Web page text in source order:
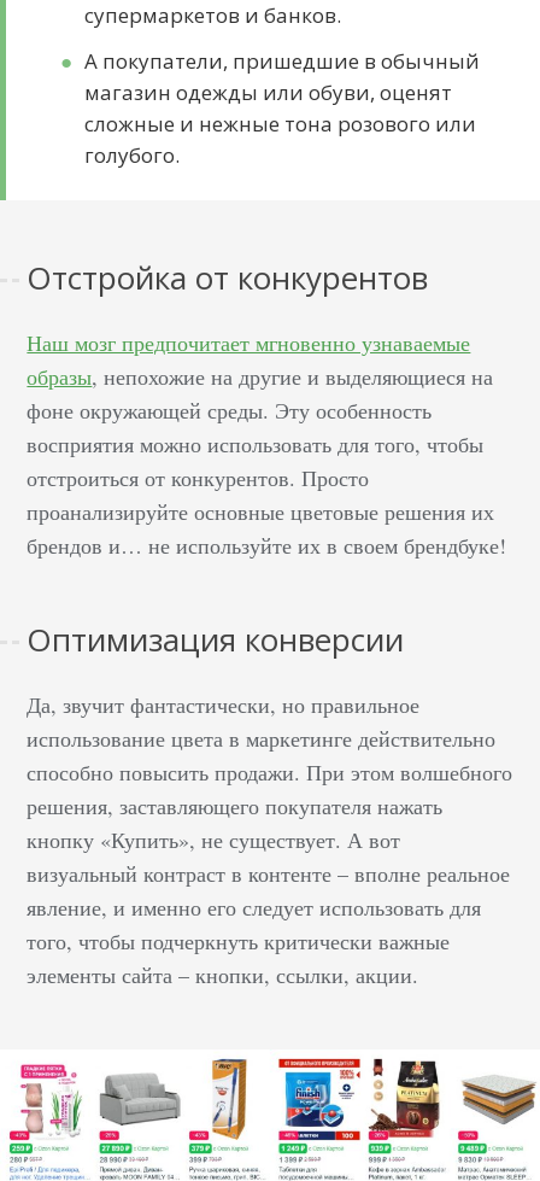
супермаркетов и банков.
А покупатели, пришедшие в обычный
магазин одежды или обуви, оценят
сложные и нежные тона розового или
голубого.
Отстройка от конкурентов
Наш мозг предпочитает мгновенно узнаваемые
образы, непохожие на другие и выделяющиеся на
фоне окружающей среды. Эту особенность
восприятия можно использовать для того, чтобы
отстроиться от конкурентов. Просто
проанализируйте основные цветовые решения их
брендов и… не используйте их в своем брендбуке!
Оптимизация конверсии
Да, звучит фантастически, но правильное
использование цвета в маркетинге действительно
способно повысить продажи. При этом волшебного
решения, заставляющего покупателя нажать
кнопку «Купить», не существует. А вот
визуальный контраст в контенте – вполне реальное
явление, и именно его следует использовать для
того, чтобы подчеркнуть критически важные
элементы сайта – кнопки, ссылки, акции.